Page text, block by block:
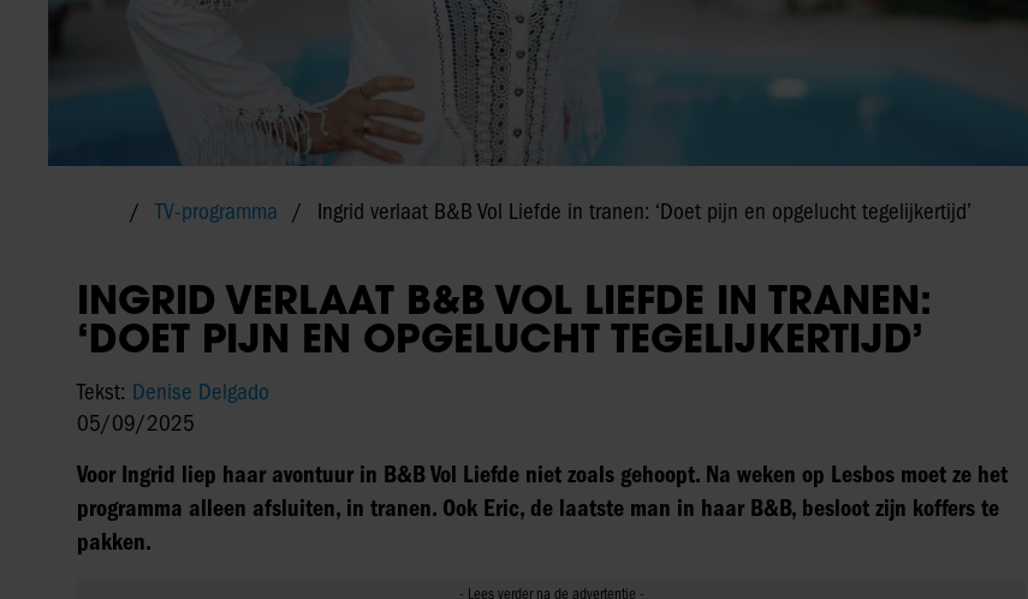
TV-programma Ingrid verlaat B&B Vol Liefde in tranen: ‘Doet pijn en opgelucht tegelijkertijd’
INGRID VERLAAT B&B VOL LIEFDE IN TRANEN:
‘DOET PIJN EN OPGELUCHT TEGELIJKERTIJD’
Tekst: Denise Delgado
05/09/2025
Voor Ingrid liep haar avontuur in B&B Vol Liefde niet zoals gehoopt. Na weken op Lesbos moet ze het
programma alleen afsluiten, in tranen. Ook Eric, de laatste man in haar B&B, besloot zijn koffers te
pakken.